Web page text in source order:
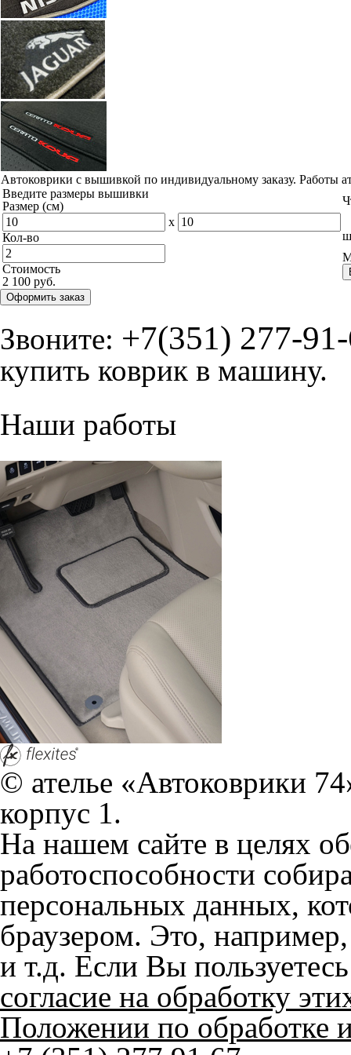
Автоковрики с вышивкой по индивидуальному заказу. Работы
Введите размеры вышивки
Размер (см)
x
Кол-во
Стоимость
2 100 руб.
Оформить заказ
Звоните: +7(351) 277-
купить коврик в машину.
Наши работы
© ателье «Автоковрики
корпус 1.
На нашем сайте в целях
работоспособности